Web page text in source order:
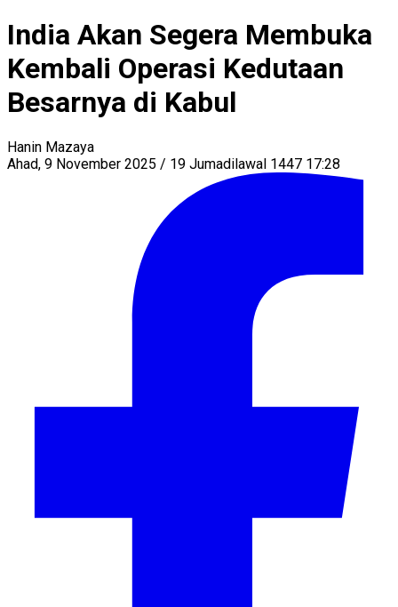
India Akan Segera Membuka
Kembali Operasi Kedutaan
Besarnya di Kabul
Hanin Mazaya
Ahad, 9 November 2025 / 19 Jumadilawal 1447 17:28